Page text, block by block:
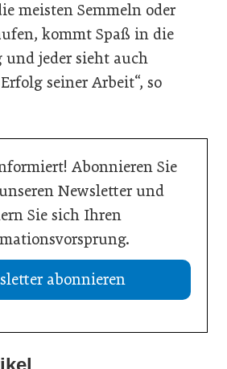
meisten Semmeln oder
kommt Spaß in die
und jeder sieht auch
seiner Arbeit“, so
Abonnieren Sie
Newsletter und
Sie sich Ihren
abonnieren